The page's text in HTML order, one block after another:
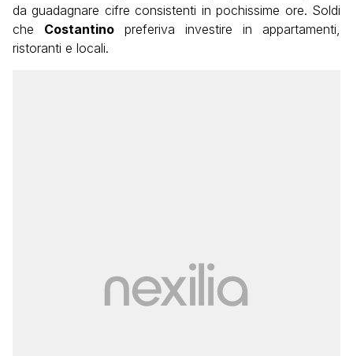
da guadagnare cifre consistenti in pochissime ore. Soldi
che Costantino preferiva investire in appartamenti,
ristoranti e locali.